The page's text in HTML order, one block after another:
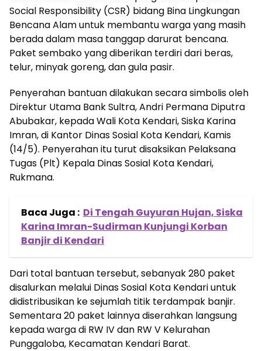
Social Responsibility (CSR) bidang Bina Lingkungan
Bencana Alam untuk membantu warga yang masih
berada dalam masa tanggap darurat bencana.
Paket sembako yang diberikan terdiri dari beras,
telur, minyak goreng, dan gula pasir.
Penyerahan bantuan dilakukan secara simbolis oleh
Direktur Utama Bank Sultra, Andri Permana Diputra
Abubakar, kepada Wali Kota Kendari, Siska Karina
Imran, di Kantor Dinas Sosial Kota Kendari, Kamis
(14/5). Penyerahan itu turut disaksikan Pelaksana
Tugas (Plt) Kepala Dinas Sosial Kota Kendari,
Rukmana.
Baca Juga : Di Tengah Guyuran Hujan, Siska
Karina Imran-Sudirman Kunjungi Korban
Banjir di Kendari
Dari total bantuan tersebut, sebanyak 280 paket
disalurkan melalui Dinas Sosial Kota Kendari untuk
didistribusikan ke sejumlah titik terdampak banjir.
Sementara 20 paket lainnya diserahkan langsung
kepada warga di RW IV dan RW V Kelurahan
Punggaloba, Kecamatan Kendari Barat.